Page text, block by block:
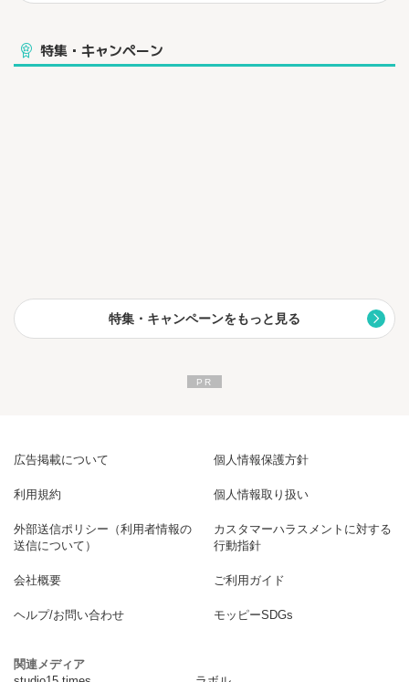
特集・キャンペーン
特集・キャンペーンをもっと見る
広告掲載について 個人情報保護方針
利用規約 個人情報取り扱い
外部送信ポリシー（利用者情報の
送信について）
カスタマーハラスメントに対する
行動指針
会社概要 ご利用ガイド
ヘルプ/お問い合わせ モッピーSDGs
関連メディア